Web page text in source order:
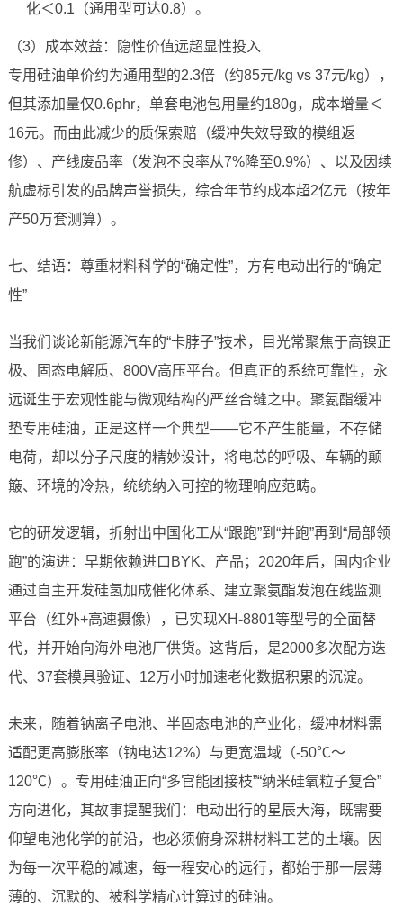
化＜0.1（通用型可达0.8）。
（3）成本效益：隐性价值远超显性投入
专用硅油单价约为通用型的2.3倍（约85元/kg vs 37元/kg），
但其添加量仅0.6phr，单套电池包用量约180g，成本增量＜
16元。而由此减少的质保索赔（缓冲失效导致的模组返
修）、产线废品率（发泡不良率从7%降至0.9%）、以及因续
航虚标引发的品牌声誉损失，综合年节约成本超2亿元（按年
产50万套测算）。
七、结语：尊重材料科学的“确定性”，方有电动出行的“确定
性”
当我们谈论新能源汽车的“卡脖子”技术，目光常聚焦于高镍正
极、固态电解质、800V高压平台。但真正的系统可靠性，永
远诞生于宏观性能与微观结构的严丝合缝之中。聚氨酯缓冲
垫专用硅油，正是这样一个典型——它不产生能量，不存储
电荷，却以分子尺度的精妙设计，将电芯的呼吸、车辆的颠
簸、环境的冷热，统统纳入可控的物理响应范畴。
它的研发逻辑，折射出中国化工从“跟跑”到“并跑”再到“局部领
跑”的演进：早期依赖进口BYK、产品；2020年后，国内企业
通过自主开发硅氢加成催化体系、建立聚氨酯发泡在线监测
平台（红外+高速摄像），已实现XH-8801等型号的全面替
代，并开始向海外电池厂供货。这背后，是2000多次配方迭
代、37套模具验证、12万小时加速老化数据积累的沉淀。
未来，随着钠离子电池、半固态电池的产业化，缓冲材料需
适配更高膨胀率（钠电达12%）与更宽温域（-50℃～
120℃）。专用硅油正向“多官能团接枝”“纳米硅氧粒子复合”
方向进化，其故事提醒我们：电动出行的星辰大海，既需要
仰望电池化学的前沿，也必须俯身深耕材料工艺的土壤。因
为每一次平稳的减速，每一程安心的远行，都始于那一层薄
薄的、沉默的、被科学精心计算过的硅油。